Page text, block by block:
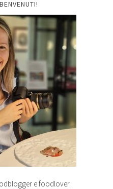
BENVENUTI!
e foodlover.